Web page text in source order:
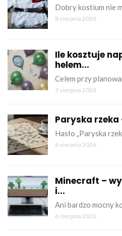
Dobry kostium nie
8 sierpnia 2026
Ile kosztuje
helem...
Celem przy
7 sierpnia 2026
Paryska rzeka
Hasło „Paryska
6 sierpnia 2026
Minecraft –
i...
Ani bardzo mocny
6 sierpnia 2026